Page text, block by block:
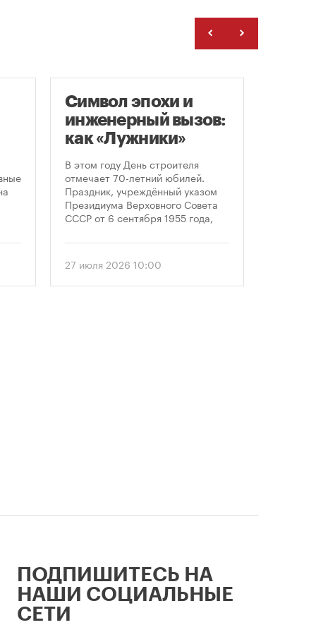
Символ эпохи и
инженерный вызов:
как «Лужники»
Дня строителя
В этом году День строителя
отмечает 70-летний юбилей.
Праздник, учреждённый указом
Президиума Верховного Совета
СССР от 6 сентября 1955 года,
1956 года. И главным подарком
стало открытие Большой
спортивной арены «Лужники». С
27 июля 2026 10:00
ПОДПИШИТЕСЬ НА
НАШИ СОЦИАЛЬНЫЕ
СЕТИ